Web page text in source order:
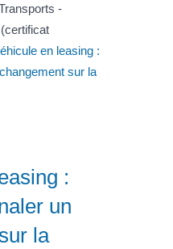
-
en leasing :
sur la
:
un
la